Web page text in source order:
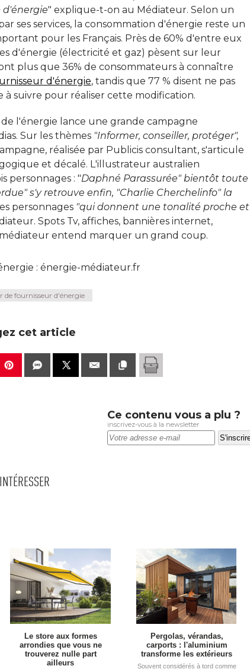
" explique-t-on au Médiateur. Selon un
ses services, la consommation d'énergie reste un
pour les Français. Près de 60% d'entre eux
d'énergie (électricité et gaz) pèsent sur leur
plus que 36% de consommateurs à connaître
d'énergie, tandis que 77 % disent ne pas
à suivre pour réaliser cette modification.
l'énergie lance une grande campagne
Sur les thèmes "Informer, conseiller, protéger",
réalisée par Publicis consultant, s'articule
et décalé. L'illustrateur australien
personnages : "Daphné Parassurée" bientôt toute
s'y retrouve enfin, "Charlie Cherchelinfo" la
personnages "qui donnent une tonalité proche et
Spots Tv, affiches, bannières internet,
entend marquer un grand coup.
: énergie-médiateur.fr
de fournisseur d'énergie
cet article
Ce contenu vous a plu ?
inscrivez-vous à la newsletter
Le store aux formes
arrondies que vous ne
trouverez nulle part
ailleurs
Pergolas, vérandas,
carports : l'aluminium
transforme les extérieurs
Souvent considérés à tord comme